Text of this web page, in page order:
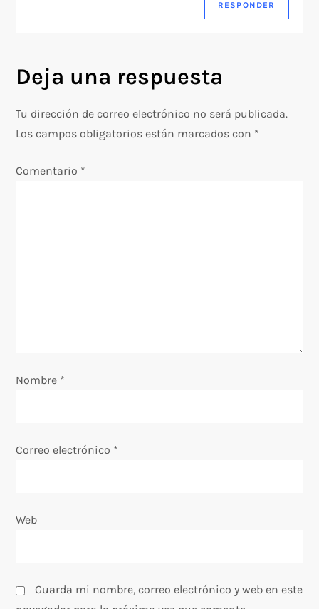
n
t
a
RESPONDER
Deja una respuesta
Tu dirección de correo electrónico no será publicada.
Los campos obligatorios están marcados con *
Comentario *
Nombre *
Correo electrónico *
Web
Guarda mi nombre, correo electrónico y web en este